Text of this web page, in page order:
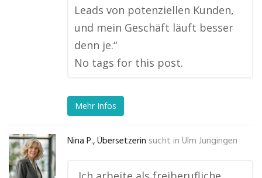
Leads von potenziellen Kunden,
und mein Geschäft läuft besser
denn je.“
No tags for this post.
Mehr Infos
Nina P., Übersetzerin sucht in Ulm Jungingen